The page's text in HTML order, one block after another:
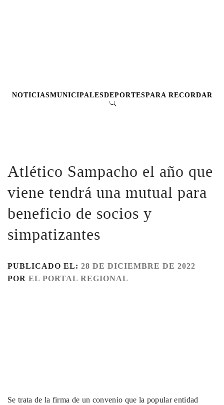
NOTICIASMUNICIPALESDEPORTESPARA RECORDAR
Atlético Sampacho el año que
viene tendrá una mutual para
beneficio de socios y
simpatizantes
PUBLICADO EL: 28 DE DICIEMBRE DE 2022
POR EL PORTAL REGIONAL
Se trata de la firma de un convenio que la popular entidad